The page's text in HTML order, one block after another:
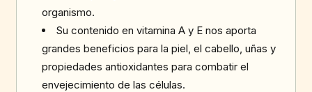
organismo.
Su contenido en vitamina A y E nos aporta
grandes beneficios para la piel, el cabello, uñas y
propiedades antioxidantes para combatir el
envejecimiento de las células.